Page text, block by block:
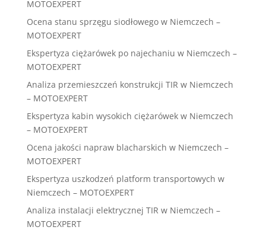
MOTOEXPERT
Ocena stanu sprzęgu siodłowego w Niemczech –
MOTOEXPERT
Ekspertyza ciężarówek po najechaniu w Niemczech –
MOTOEXPERT
Analiza przemieszczeń konstrukcji TIR w Niemczech
– MOTOEXPERT
Ekspertyza kabin wysokich ciężarówek w Niemczech
– MOTOEXPERT
Ocena jakości napraw blacharskich w Niemczech –
MOTOEXPERT
Ekspertyza uszkodzeń platform transportowych w
Niemczech – MOTOEXPERT
Analiza instalacji elektrycznej TIR w Niemczech –
MOTOEXPERT